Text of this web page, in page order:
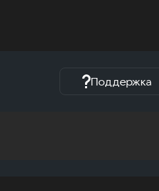
Поддержка